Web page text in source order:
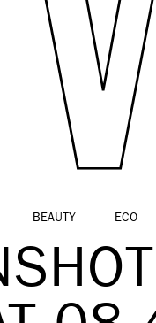
BEAUTY ECO